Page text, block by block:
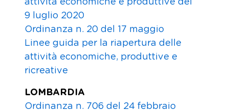
attività economiche e produttive del
9 luglio 2020
Ordinanza n. 20 del 17 maggio
Linee guida per la riapertura delle
attività economiche, produttive e
ricreative
LOMBARDIA
Ordinanza n. 706 del 24 febbraio